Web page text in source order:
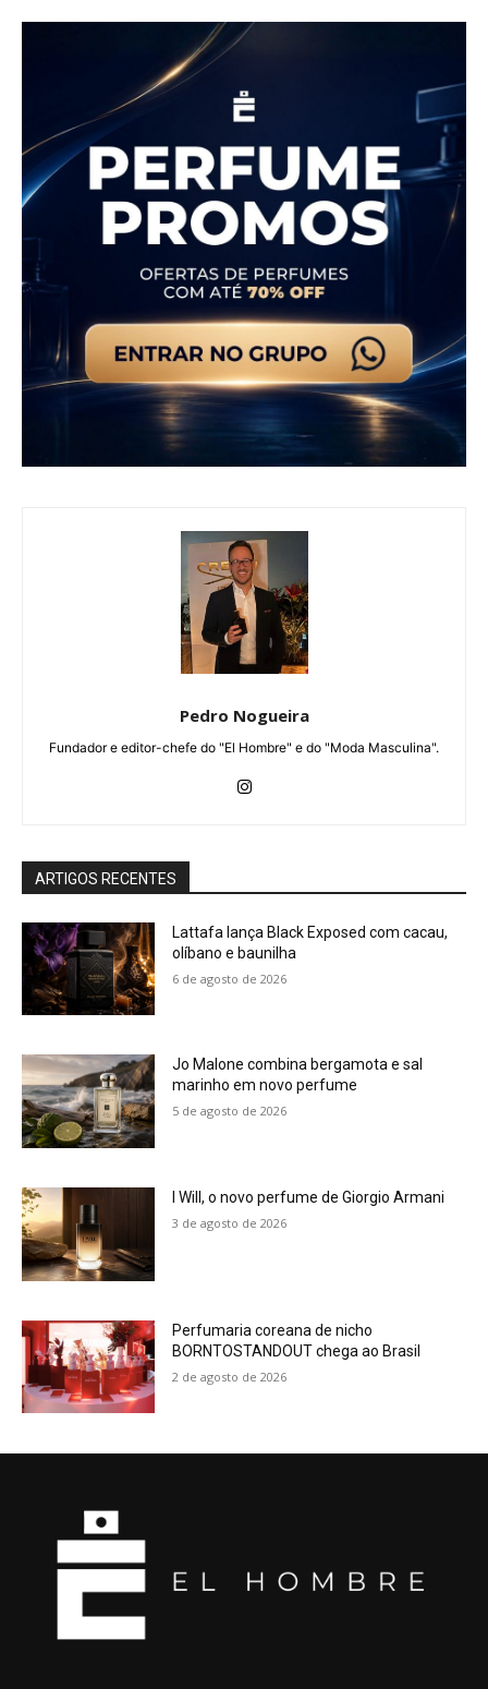
Pedro Nogueira
Fundador e editor-chefe do "El Hombre" e do "Moda Masculina".
ARTIGOS RECENTES
Lattafa lança Black Exposed com cacau,
olíbano e baunilha
6 de agosto de 2026
Jo Malone combina bergamota e sal
marinho em novo perfume
5 de agosto de 2026
I Will, o novo perfume de Giorgio Armani
3 de agosto de 2026
Perfumaria coreana de nicho
BORNTOSTANDOUT chega ao Brasil
2 de agosto de 2026